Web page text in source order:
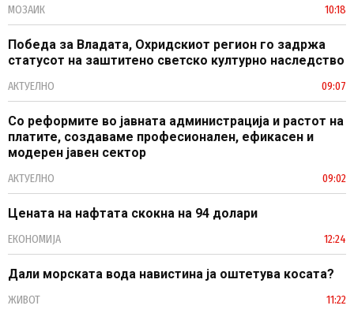
МОЗАИК 10:18
Победа за Владата, Охридскиот регион го задржа
статусот на заштитено светско културно наследство
АКТУЕЛНО 09:07
Со реформите во јавната администрација и растот на
платите, создаваме професионален, ефикасен и
модерен јавен сектор
АКТУЕЛНО 09:02
Цената на нафтата скокна на 94 долари
ЕКОНОМИЈА 12:24
Дали морската вода навистина ја оштетува косата?
ЖИВОТ 11:22